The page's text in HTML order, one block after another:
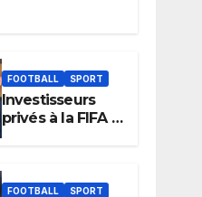
FOOTBALL SPORT
Investisseurs
privés à la FIFA :
Arsène Wenger,
cabinet
d’Infantino, brise
FOOTBALL SPORT